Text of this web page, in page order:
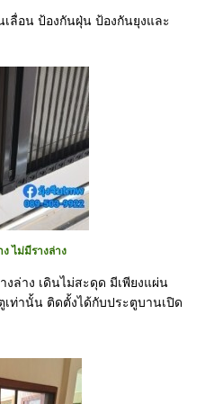
ลื่อน ป้องกันฝุ่น ป้องกันยุงและ
ง ไม่มีรางล่าง
งล่าง เดินไม่สะดุด มีเพียงแผ่น
เท่านั้น ติดตั้งได้กับประตูบานเปิด